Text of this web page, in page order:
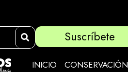
Suscríbete
INICIO CONSERVACIÓN